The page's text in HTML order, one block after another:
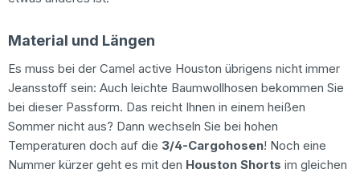
Material und Längen
Es muss bei der Camel active Houston übrigens nicht immer
Jeansstoff sein: Auch leichte Baumwollhosen bekommen Sie
bei dieser Passform. Das reicht Ihnen in einem heißen
Sommer nicht aus? Dann wechseln Sie bei hohen
Temperaturen doch auf die 3/4-Cargohosen! Noch eine
Nummer kürzer geht es mit den Houston Shorts im gleichen